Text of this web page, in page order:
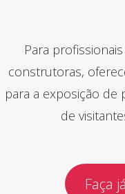
Para
construtoras,
para a exposição de
de
Faça